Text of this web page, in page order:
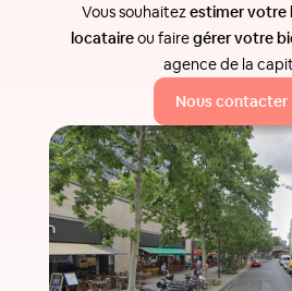
Vous souhaitezestimer votre
locataireou fairegérer votre
agence de la
Nous contacter